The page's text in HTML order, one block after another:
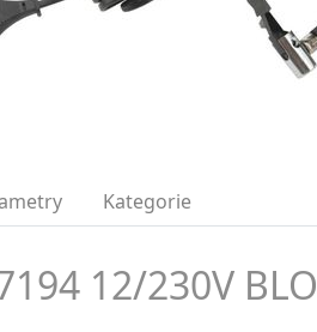
Kategorie
12/230V